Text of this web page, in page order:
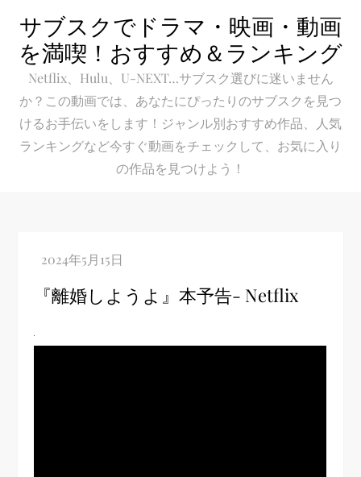
content
サブスクでドラマ・映画・動画
を満喫！おすすめ＆ランキング
Netflix、Hulu、U-NEXT…サブスク選びに迷いません
か？この動画では、あなたにぴったりのサブスクを見つ
けるお手伝いをします！ジャンル別おすすめ作品、人気
ランキングなど今すぐ動画をチェックして、お気に入り
の作品を見つけよう！
『離婚しようよ』本予告- Netflix